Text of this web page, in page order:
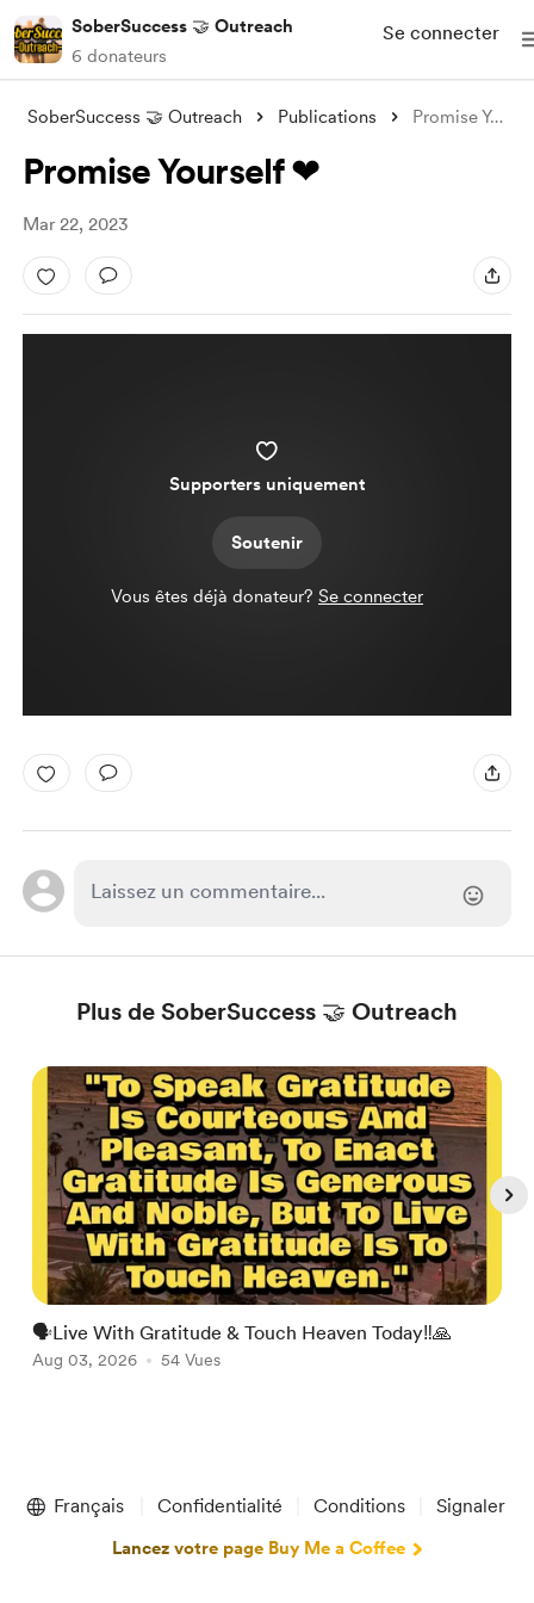
SoberSuccess 🤝 Outreach
6 donateurs
Se connecter
SoberSuccess 🤝 Outreach Publications Promise Yourself ❤
Promise Yourself ❤
Mar 22, 2023
Supporters uniquement
Soutenir
Vous êtes déjà donateur? Se connecter
Plus de SoberSuccess 🤝 Outreach
🗣Live With Gratitude & Touch Heaven Today‼️🙏
Aug 03, 2026 54 Vues
of
Français Confidentialité Conditions Signaler
Lancez votre page Buy Me a Coffee